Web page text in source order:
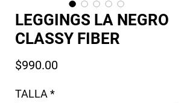
LEGGINGS LA NEGRO
CLASSY FIBER
$990.00Precio
TALLA *